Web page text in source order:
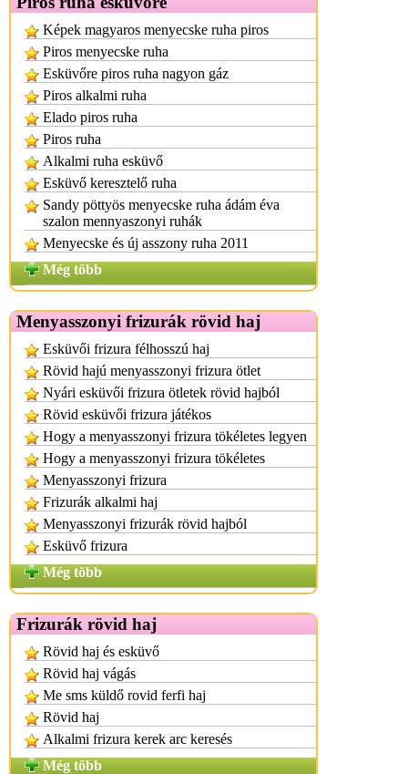
Képek magyaros menyecske ruha piros
Piros menyecske ruha
Esküvőre piros ruha nagyon gáz
Piros alkalmi ruha
Elado piros ruha
Piros ruha
Alkalmi ruha esküvő
Esküvő keresztelő ruha
Sandy pöttyös menyecske ruha ádám éva
szalon mennyaszonyi ruhák
Menyecske és új asszony ruha 2011
Még több
Menyasszonyi frizurák rövid haj
Esküvői frizura félhosszú haj
Rövid hajú menyasszonyi frizura ötlet
Nyári esküvői frizura ötletek rövid hajból
Rövid esküvői frizura játékos
Hogy a menyasszonyi frizura tökéletes legyen
Hogy a menyasszonyi frizura tökéletes
Menyasszonyi frizura
Frizurák alkalmi haj
Menyasszonyi frizurák rövid hajból
Esküvő frizura
Még több
Frizurák rövid haj
Rövid haj és esküvő
Rövid haj vágás
Me sms küldő rovid ferfi haj
Rövid haj
Alkalmi frizura kerek arc keresés
Még több